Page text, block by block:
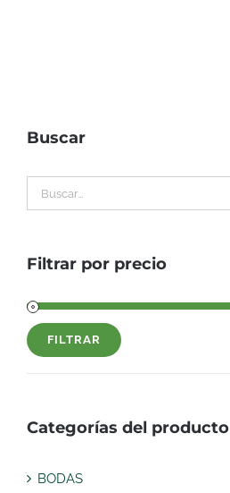
Buscar
Filtrar por precio
Precio
Precio
FILTRAR
Categorías del producto
BODAS